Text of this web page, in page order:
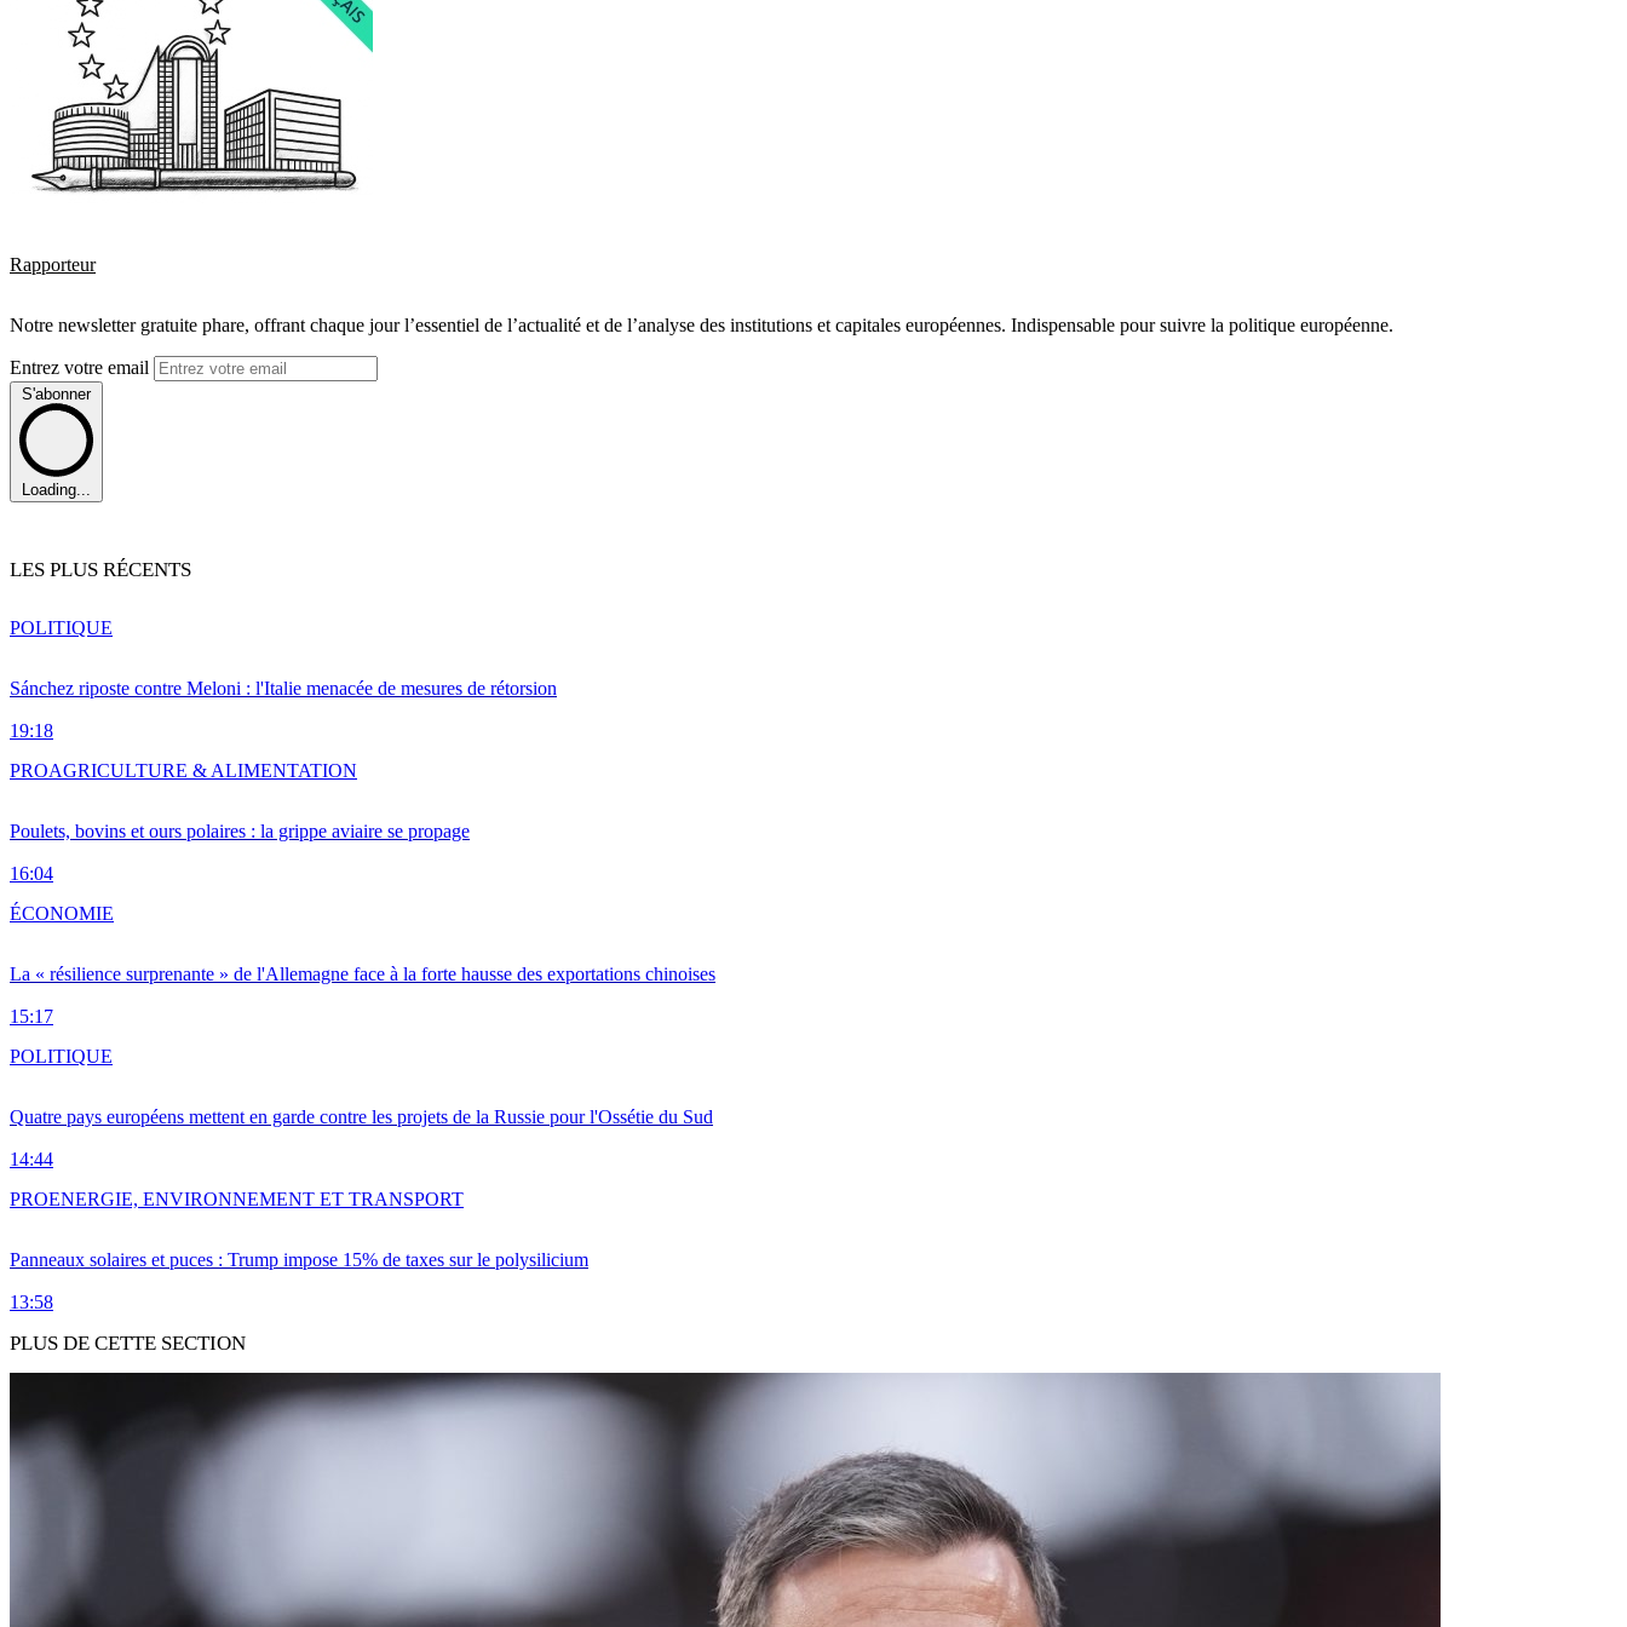
Rapporteur
Notre newsletter gratuite phare, offrant chaque jour l’essentiel de l’actualité et de l’analyse des institutions et capitales européennes. Indispensable pour suivre la politique européenne.
Entrez votre email
S'abonner
Loading...
LES PLUS RÉCENTS
Sánchez riposte contre Meloni : l'Italie menacée de mesures de rétorsion
19:18
POLITIQUE
Poulets, bovins et ours polaires : la grippe aviaire se propage
16:04
PROAGRICULTURE & ALIMENTATION
La « résilience surprenante » de l'Allemagne face à la forte hausse des exportations chinoises
15:17
ÉCONOMIE
Quatre pays européens mettent en garde contre les projets de la Russie pour l'Ossétie du Sud
14:44
POLITIQUE
Panneaux solaires et puces : Trump impose 15% de taxes sur le polysilicium
13:58
PROENERGIE, ENVIRONNEMENT ET TRANSPORT
PLUS DE CETTE SECTION